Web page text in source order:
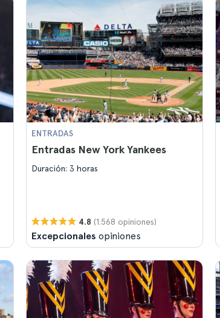
ENTRADAS
Entradas New York Yankees
Duración: 3 horas
4.8 (1.568 opiniones)
Excepcionales opiniones